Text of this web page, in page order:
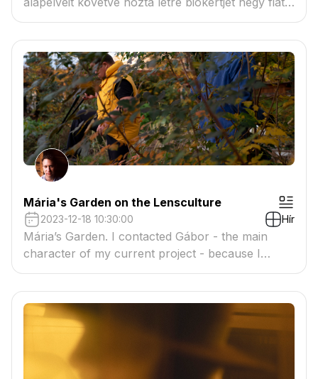
szakember a Dunakanyar egyik kis falujában.
Mária's Garden on the Lensculture
2023-12-18 10:30:00 Hír
Mária’s Garden. I contacted Gábor - the main
character of my current project - because I
wanted to learn about permaculture from him
and to do some volunteer work in his garden.
Gábor’s garden is an oasis surrounded by blocks
of flats in the city, in the courtyard of a
functioning primary school.